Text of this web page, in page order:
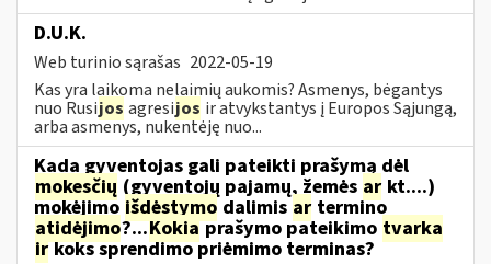
D.U.K.
Web turinio sąrašas 2022-05-19
Kas yra laikoma nelaimių aukomis? Asmenys, bėgantys
nuo Rusijos agresijos ir atvykstantys į Europos Sąjungą,
arba asmenys, nukentėję nuo...
Kada gyventojas gali pateikti prašymą dėl
mokesčių (gyventojų pajamų, žemės ar kt....)
mokėjimo išdėstymo dalimis ar termino
atidėjimo?...Kokiaprašymo pateikimo tvarka
irkoks sprendimo priėmimo terminas?